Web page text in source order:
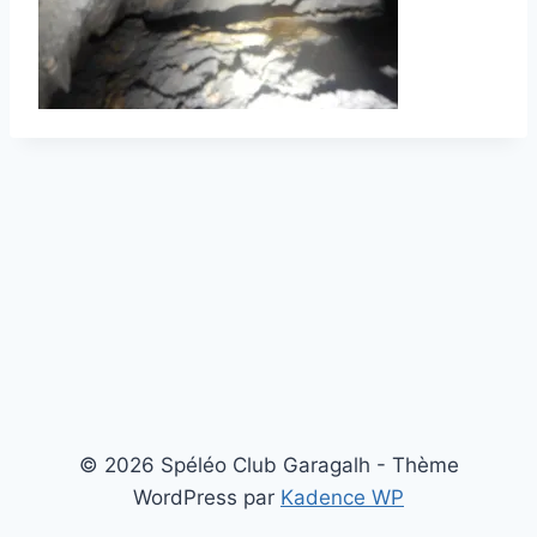
© 2026 Spéléo Club Garagalh - Thème
WordPress par Kadence WP